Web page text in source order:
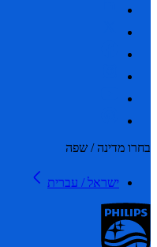
מדינה / שפה
ישראל / עברית